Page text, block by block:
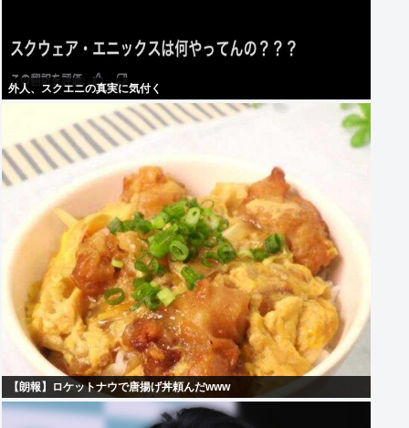
外人、スクエニの真実に気付く
【朗報】ロケットナウで唐揚げ丼頼んだwww